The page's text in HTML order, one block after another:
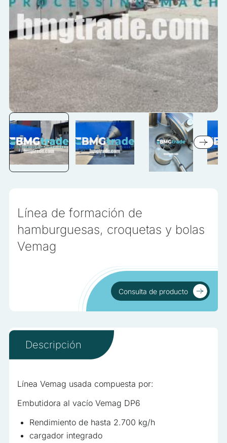
Línea de formación de
hamburguesas, croquetas y bolas
Vemag
Consulta de producto
Descripción
Línea Vemag usada compuesta por:
Embutidora al vacío Vemag DP6
Rendimiento de hasta 2.700 kg/h
cargador integrado
información que cambia la apariencia o el funcionamiento de
la página, por ejemplo, el idioma preferido o la región en la
que se encuentra el usuario
Estadísticas
Las cookies estadísticas ayudan a los propietarios de sitios
web a comprender cómo los diferentes usuarios interactúan
con el sitio, recopilando y reportando información de forma
anónima
Marketing
Las cookies de marketing se utilizan para rastrear a los
usuarios a través de los sitios web. El objetivo es mostrar
No clasificadas
Las cookies no clasificadas son aquellas que están en
proceso de clasificación, junto con los proveedores de
Rechazar
Aceptar todo